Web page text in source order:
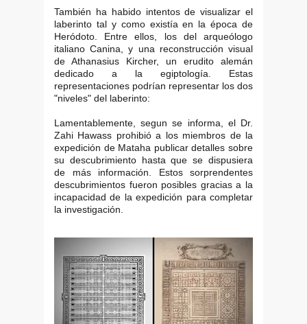
También ha habido intentos de visualizar el
laberinto tal y como existía en la época de
Heródoto. Entre ellos, los del arqueólogo
italiano Canina, y una reconstrucción visual
de Athanasius Kircher, un erudito alemán
dedicado a la egiptología. Estas
representaciones podrían representar los dos
"niveles" del laberinto:
Lamentablemente, segun se informa, el Dr.
Zahi Hawass prohibió a los miembros de la
expedición de Mataha publicar detalles sobre
su descubrimiento hasta que se dispusiera
de más información. Estos sorprendentes
descubrimientos fueron posibles gracias a la
incapacidad de la expedición para completar
la investigación.